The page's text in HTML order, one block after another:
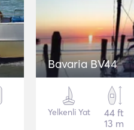
Bavaria BV44
Yelkenli Yat
44 ft
13 m